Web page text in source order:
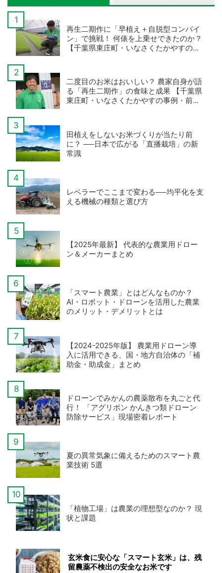
再生二期作に「早植え＋自脱型コンバイ
ン」で挑戦！ 何俵を上乗せできたのか？
【千葉県東庄町・いなさくたかやすの事
二度目のお米はおいしい？ 農家自身が語
る「再生二期作」の食味と成果 【千葉県
東庄町・いなさくたかやすの事例・前
田植えをしないお米づくりが当たり前
に？ ──日本で広がる「直播栽培」の新
常識
レベラーでここまで変わる──均平化を支
える機械の種類と選び方
【2025年最新】 代表的な農業用ドロー
ン＆メーカーまとめ
「スマート農業」とはどんなものか？
AI・ロボット・ドローンを活用した農業
のメリット・デメリットとは
【2024-2025年版】 農業用ドローン導
入に活用できる、国・地方自治体の「補
助金・助成金」まとめ
ドローンでみかんの農薬散布を丸ごと代
行！ 「アグリポン かんきつ類ドローン
防除サービス」現場密着レポート
夏の異常気象に備えるためのスマート農
業技術 5選
「植物工場」は農業の理想型なのか？ 現
状と課題
玄米食に安心な「スマート玄米」は、残
留農薬不検出の安全なお米です